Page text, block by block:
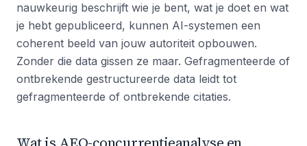
nauwkeurig beschrijft wie je bent, wat je doet en wat
je hebt gepubliceerd, kunnen AI-systemen een
coherent beeld van jouw autoriteit opbouwen.
Zonder die data gissen ze maar. Gefragmenteerde of
ontbrekende gestructureerde data leidt tot
gefragmenteerde of ontbrekende citaties.